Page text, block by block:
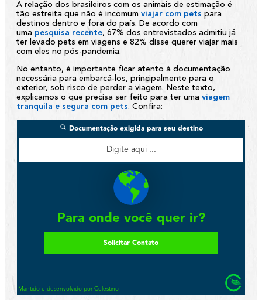
A relação dos brasileiros com os animais de estimação é
tão estreita que não é incomum viajar com pets para
destinos dentro e fora do país. De acordo com
uma pesquisa recente, 67% dos entrevistados admitiu já
ter levado pets em viagens e 82% disse querer viajar mais
com eles no pós-pandemia.
No entanto, é importante ficar atento à documentação
necessária para embarcá-los, principalmente para o
exterior, sob risco de perder a viagem. Neste texto,
explicamos o que precisa ser feito para ter uma viagem
tranquila e segura com pets. Confira: